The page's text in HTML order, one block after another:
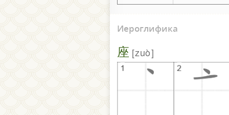
Иероглифика
座 zuò